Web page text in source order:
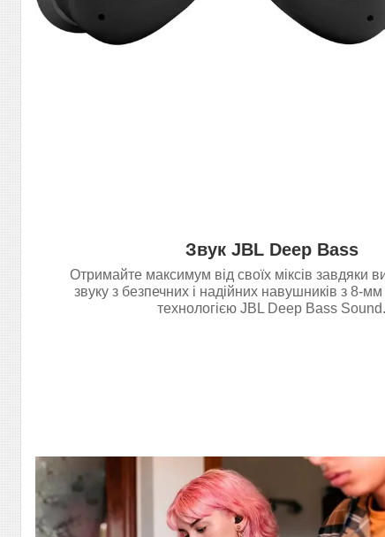
Звук JBL Deep Bass
Отримайте максимум від своїх міксів завдяки
звуку з безпечних і надійних навушників з 8-
технологією JBL Deep Bass Sound.